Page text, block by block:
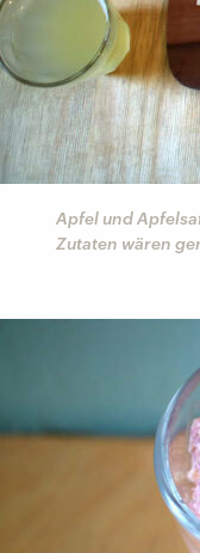
Apfel und
Zutaten wären